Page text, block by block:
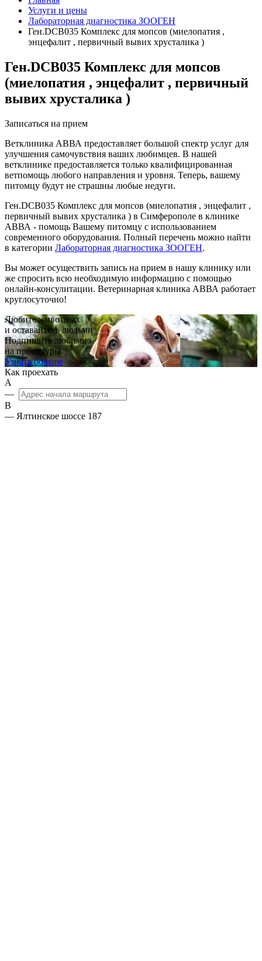
Услуги и цены
Лабораторная диагностика ЗООГЕН
Ген.DCB035 Комплекс для мопсов (миелопатия ,
энцефалит , первичный вывих хрусталика )
Ген.DCB035 Комплекс для мопсов
(миелопатия , энцефалит , первичный
вывих хрусталика )
Записаться на прием
Ветклиника АВВА предоставляет большой спектр услуг для
улучшения самочувствия ваших любимцев. В нашей
ветклинике предоставляется только квалифицированная
ветпомощь любого направления и уровня. Теперь, вашему
питомцу будут не страшны любые недуги.
Ген.DCB035 Комплекс для мопсов (миелопатия , энцефалит ,
первичный вывих хрусталика ) в Симферополе в клинике
АВВА - помощь Вашему питомцу с использованием
современного оборудования. Полный перечень можно найти
в категории Лабораторная диагностика ЗООГЕН.
Вы может осуществить запись на прием в нашу клинику или
же спросить всю необходимую информацию с помощью
онлайн-консулитации. Ветеринарная клиника АВВА работает
круглосуточно!
Любите животных
и оставайтесь людьми
Подпишите любимца
на процедуры
Узнать больше
Как проехать
А
—
B
— Ялтинское шоссе 187